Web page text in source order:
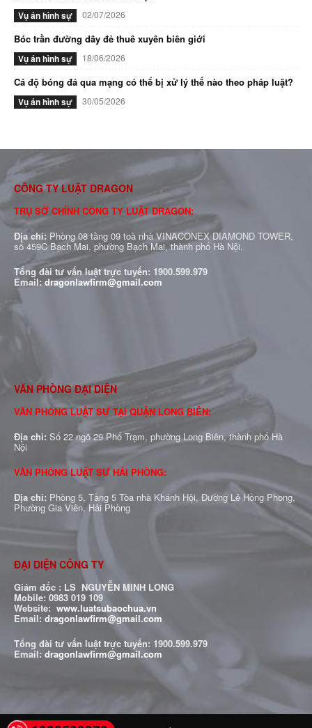
Vụ án hình sự 02/07/2026
Bóc trần đường dây đẻ thuê xuyên biên giới
Vụ án hình sự 18/06/2026
Cá độ bóng đá qua mạng có thể bị xử lý thế nào theo pháp luật?
Vụ án hình sự 30/05/2026
CÔNG TY LUẬT DRAGON
TRỤ SỞ CHÍNH CÔNG TY LUẬT DRAGON:
Địa chỉ: Phòng 08 tầng 09 toà nhà VINACONEX DIAMOND TOWER,
số 459C Bạch Mai, phường Bạch Mai, thành phố Hà Nội.
Tổng đài tư vấn luật trực tuyến: 1900.599.979
Email:dragonlawfirm@gmail.com
VĂN PHÒNG ĐẠI DIỆN
VĂN PHÒNG LUẬT SƯ TẠI QUẬN LONG BIÊN:
Địa chỉ: Số 22 ngõ 29 Phố Trạm, phường Long Biên, thành phố Hà
Nội
VĂN PHÒNG LUẬT SƯ HẢI PHÒNG:
Địa chỉ: Phòng 5, Tầng 5 Tòa nhà Khánh Hội, Đường Lê Hồng Phong,
Phường Gia Viên, Hải Phòng
ĐẠI DIỆN CÔNG TY
Giám đốc : LS NGUYỄN MINH LONG
Mobile: 0983 019 109
Website: www.luatsubaochua.vn
Email: dragonlawfirm@gmail.com
Tổng đài tư vấn luật trực tuyến: 1900.599.979
Email: dragonlawfirm@gmail.com